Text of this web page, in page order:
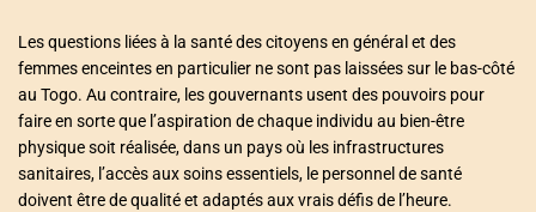
e
Les questions liées à la santé des citoyens en général et des
femmes enceintes en particulier ne sont pas laissées sur le bas-côté
au Togo. Au contraire, les gouvernants usent des pouvoirs pour
faire en sorte que l’aspiration de chaque individu au bien-être
physique soit réalisée, dans un pays où les infrastructures
sanitaires, l’accès aux soins essentiels, le personnel de santé
doivent être de qualité et adaptés aux vrais défis de l’heure.